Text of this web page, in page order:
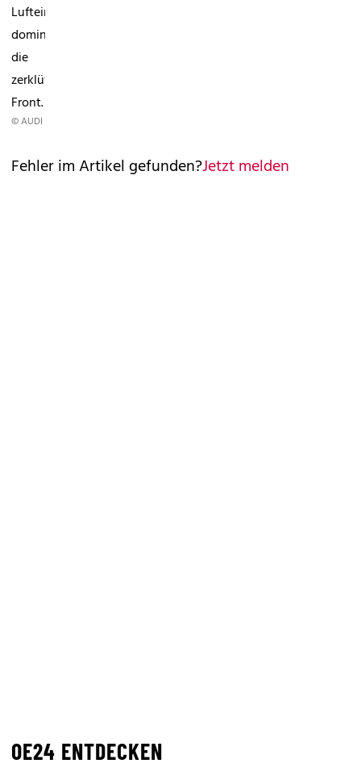
Lufteinlässe
dominieren
die
zerklüftete
Front.
© AUDI
Fehler im Artikel gefunden?Jetzt melden
OE24 ENTDECKEN